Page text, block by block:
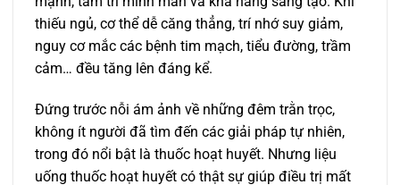
thiếu ngủ, cơ thể dễ căng thẳng, trí nhớ suy giảm,
nguy cơ mắc các bệnh tim mạch, tiểu đường, trầm
cảm… đều tăng lên đáng kể.
Đứng trước nỗi ám ảnh về những đêm trằn trọc,
không ít người đã tìm đến các giải pháp tự nhiên,
trong đó nổi bật là thuốc hoạt huyết. Nhưng liệu
uống thuốc hoạt huyết có thật sự giúp điều trị mất